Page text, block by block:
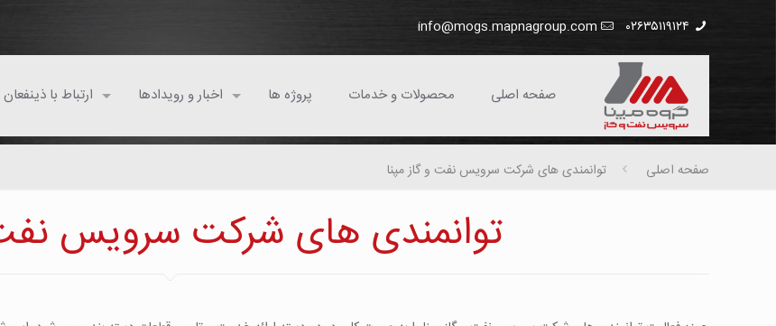
۰۲۶۳۵۱۱۹۱۲۴ info@mogs.mapnagroup.com
صفحه اصلی محصولات و خدمات پروژه ها اخبار و رویدادها ارتباط با ذينفعان
صفحه اصلی توانمندی های شركت سرویس نفت و گاز مپنا
توانمندی های شركت سرویس نفت